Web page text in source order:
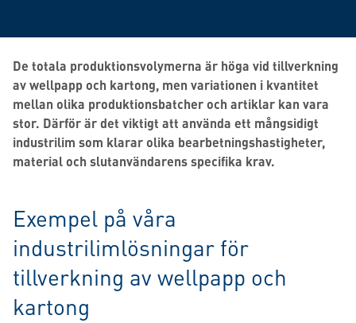
De totala produktionsvolymerna är höga vid tillverkning
av wellpapp och kartong, men variationen i kvantitet
mellan olika produktionsbatcher och artiklar kan vara
stor. Därför är det viktigt att använda ett mångsidigt
industrilim som klarar olika bearbetningshastigheter,
material och slutanvändarens specifika krav.
Exempel på våra
industrilimlösningar för
tillverkning av wellpapp och
kartong